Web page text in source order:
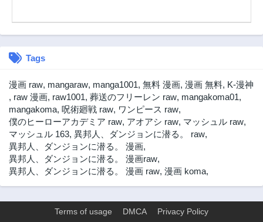
Tags
漫画 raw, mangaraw, manga1001, 無料 漫画, 漫画 無料, K-漫神
, raw 漫画, raw1001, 葬送のフリーレン raw, mangakoma01,
mangakoma, 呪術廻戦 raw, ワンピース raw,
僕のヒーローアカデミア raw, アオアシ raw, マッシュル raw,
マッシュル 163, 異邦人、ダンジョンに潜る。 raw,
異邦人、ダンジョンに潜る。 漫画,
異邦人、ダンジョンに潜る。 漫画raw,
異邦人、ダンジョンに潜る。 漫画 raw, 漫画 koma,
Terms of usage DMCA Privacy Policy